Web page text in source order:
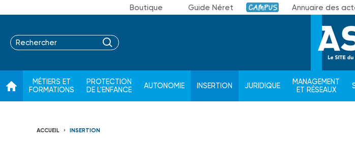
Boutique Guide Néret Campus Annuaire des
MÉTIERS ET
FORMATIONS
PROTECTION
DE L'ENFANCE
AUTONOMIE INSERTION JURIDIQUE
MANAGEMENT
ET RÉSEAUX
ACCUEIL INSERTION